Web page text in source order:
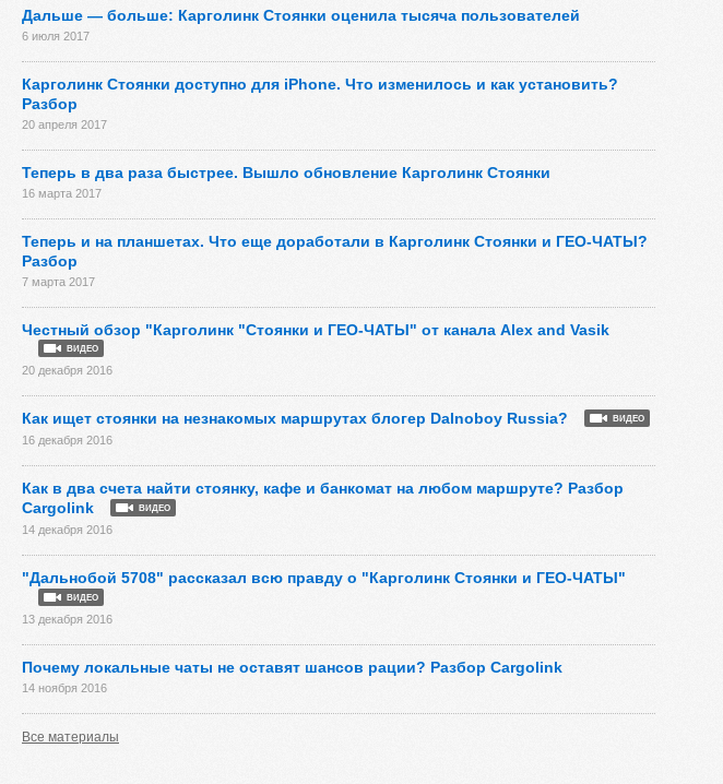
Дальше — больше: Карголинк Стоянки оценила тысяча пользователей
6 июля 2017
Карголинк Стоянки доступно для iPhone. Что изменилось и как установить?
Разбор
20 апреля 2017
Теперь в два раза быстрее. Вышло обновление Карголинк Стоянки
16 марта 2017
Теперь и на планшетах. Что еще доработали в Карголинк Стоянки и ГЕО-ЧАТЫ?
Разбор
7 марта 2017
Честный обзор "Карголинк "Стоянки и ГЕО-ЧАТЫ" от канала Alex and Vasik
ВИДЕО
20 декабря 2016
Как ищет стоянки на незнакомых маршрутах блогер Dalnoboy Russia? ВИДЕО
16 декабря 2016
Как в два счета найти стоянку, кафе и банкомат на любом маршруте? Разбор
Cargolink
ВИДЕО
14 декабря 2016
"Дальнобой 5708" рассказал всю правду о "Карголинк Стоянки и ГЕО-ЧАТЫ"
ВИДЕО
13 декабря 2016
Почему локальные чаты не оставят шансов рации? Разбор Cargolink
14 ноября 2016
Все материалы